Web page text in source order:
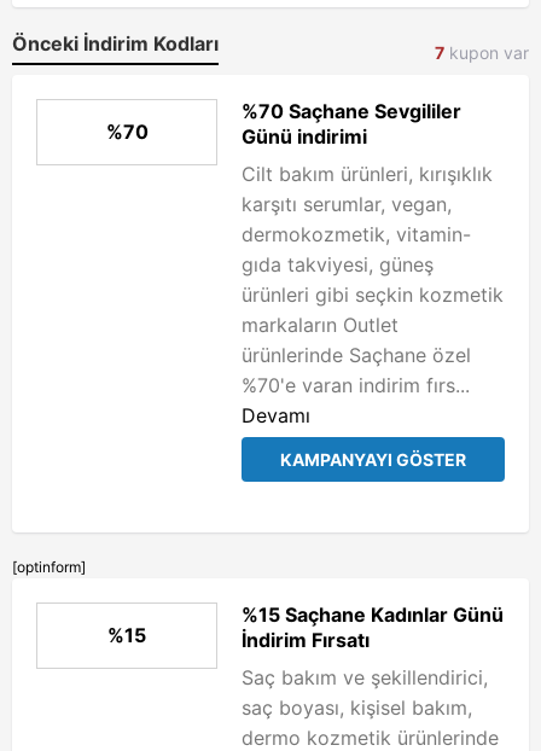
Önceki İndirim Kodları 7 kupon var
%70
%70 Saçhane Sevgililer
Günü indirimi
Cilt bakım ürünleri, kırışıklık
karşıtı serumlar, vegan,
dermokozmetik, vitamin-
gıda takviyesi, güneş
ürünleri gibi seçkin kozmetik
markaların Outlet
ürünlerinde Saçhane özel
%70'e varan indirim fırs...
Devamı
KAMPANYAYI GÖSTER
[optinform]
%15
%15 Saçhane Kadınlar Günü
İndirim Fırsatı
Saç bakım ve şekillendirici,
saç boyası, kişisel bakım,
dermo kozmetik ürünlerinde